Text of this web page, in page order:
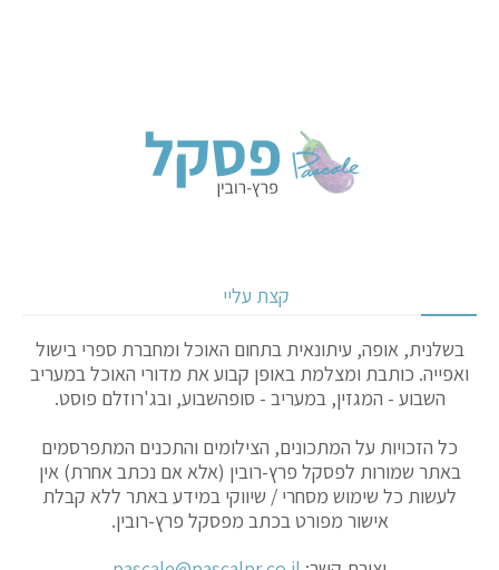
קצת עליי
בשלנית, אופה, עיתונאית בתחום האוכל ומחברת ספרי בישול
ואפייה. כותבת ומצלמת באופן קבוע את מדורי האוכל במעריב
השבוע - המגזין, במעריב - סופהשבוע, ובג'רוזלם פוסט.
כל הזכויות על המתכונים, הצילומים והתכנים המתפרסמים
באתר שמורות לפסקל פרץ-רובין (אלא אם נכתב אחרת) אין
לעשות כל שימוש מסחרי / שיווקי במידע באתר ללא קבלת
אישור מפורט בכתב מפסקל פרץ-רובין.